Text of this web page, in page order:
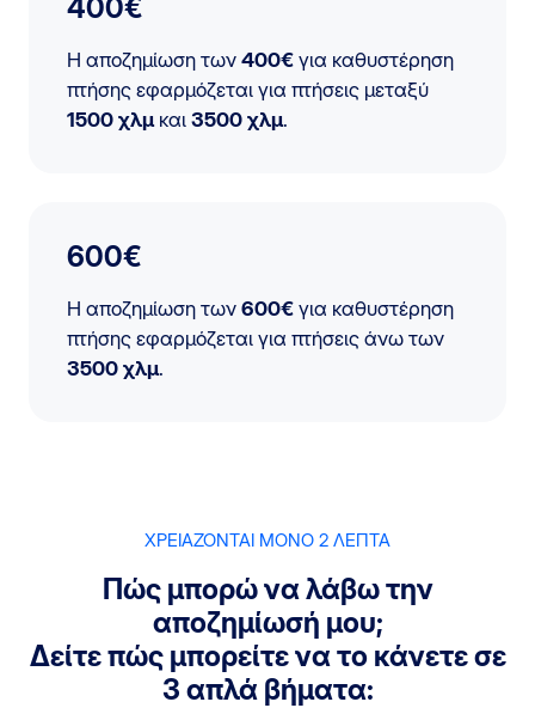
400€
Η αποζημίωση των 400€ για καθυστέρηση
πτήσης εφαρμόζεται για πτήσεις μεταξύ
1500 χλμκαι 3500 χλμ.
600€
Η αποζημίωση των 600€ για καθυστέρηση
πτήσης εφαρμόζεται για πτήσεις άνω των
3500 χλμ.
ΧΡΕΙΑΖΟΝΤΑΙ ΜΟΝΟ 2 ΛΕΠΤΑ
Πώς μπορώ να λάβω την
αποζημίωσή μου;
Δείτε πώς μπορείτε να το κάνετε σε
3 απλά βήματα: